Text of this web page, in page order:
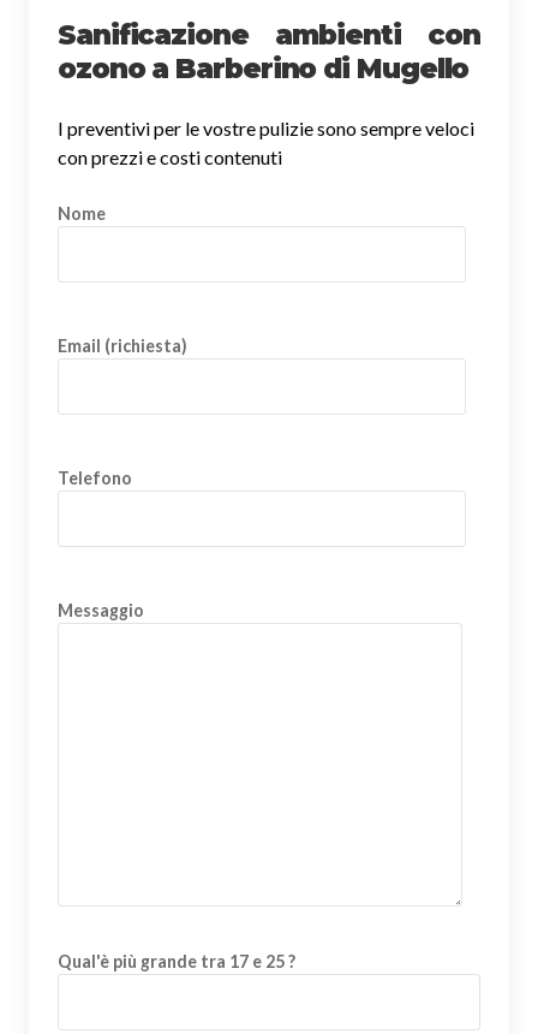
Sanificazione ambienti con
ozono a Barberino di Mugello
I preventivi per le vostre pulizie sono sempre veloci
con prezzi e costi contenuti
Nome
Email (richiesta)
Telefono
Messaggio
Qual'è più grande tra 17 e 25 ?